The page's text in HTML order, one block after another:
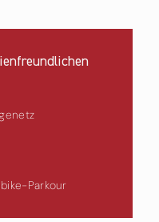
Parkour